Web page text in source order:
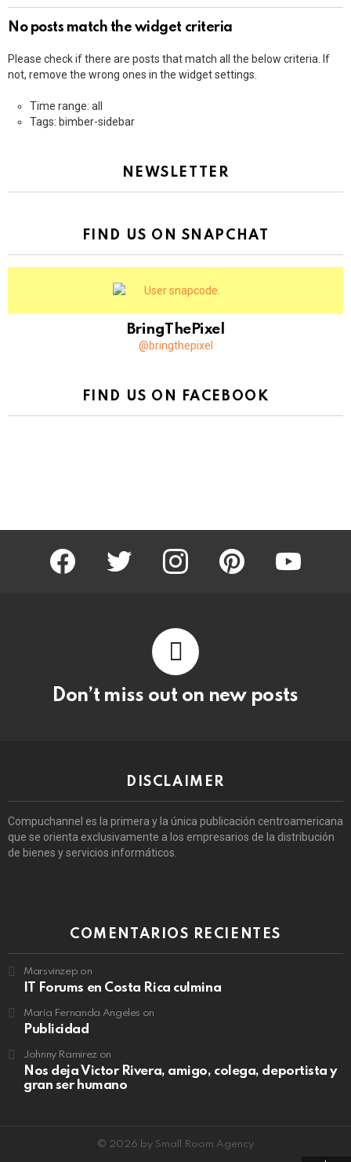
No posts match the widget criteria
Please check if there are posts that match all the below criteria. If
not, remove the wrong ones in the widget settings.
Time range: all
Tags: bimber-sidebar
NEWSLETTER
FIND US ON SNAPCHAT
BringThePixel
@bringthepixel
FIND US ON FACEBOOK
facebook twitter instagram pinterest youtube
Don’t miss out on new posts
DISCLAIMER
Compuchannel es la primera y la única publicación centroamericana
que se orienta exclusivamente a los empresarios de la distribución
de bienes y servicios informáticos.
COMENTARIOS RECIENTES
Marsvinzep on
IT Forums en Costa Rica culmina
María Fernanda Angeles on
Publicidad
Johnny Ramirezon
Nos deja Victor Rivera, amigo, colega, deportista y
gran ser humano
© 2026 by Small Room Agency